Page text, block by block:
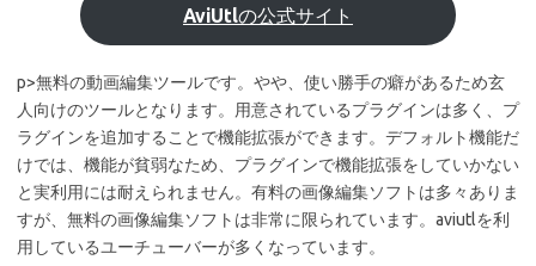
AviUtlの公式サイト
p>無料の動画編集ツールです。やや、使い勝手の癖があるため玄
人向けのツールとなります。用意されているプラグインは多く、プ
ラグインを追加することで機能拡張ができます。デフォルト機能だ
けでは、機能が貧弱なため、プラグインで機能拡張をしていかない
と実利用には耐えられません。有料の画像編集ソフトは多々ありま
すが、無料の画像編集ソフトは非常に限られています。aviutlを利
用しているユーチューバーが多くなっています。